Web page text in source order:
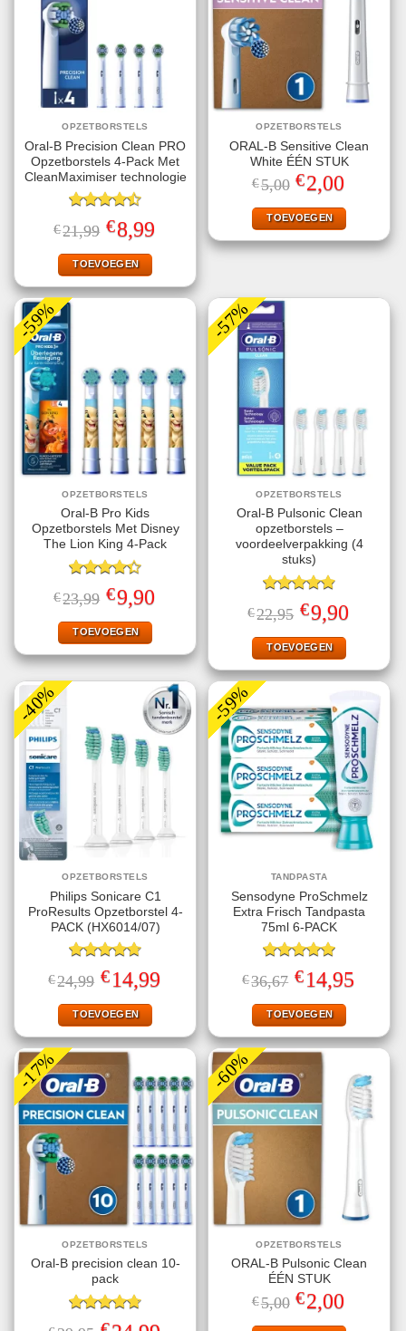
OPZETBORSTELS
Oral-B Precision Clean PRO
Opzetborstels 4-Pack Met
CleanMaximiser technologie
Gewaardeerd
4.50uit 5
€21,99 Oorspronkelijke
prijs
was:
€21,99.
€8,99Huidige
prijs
TOEVOEGEN
OPZETBORSTELS
ORAL-B Sensitive Clean
White ÉÉN STUK
€5,00 Oorspronkelijke
prijs
was:
€5,00.
€2,00
is:
€2,00.
TOEVOEGEN
-59%
OPZETBORSTELS
Oral-B Pro Kids
Opzetborstels Met Disney
The Lion King 4-Pack
Gewaardeerd
4.33uit 5
€23,99 Oorspronkelijke
prijs
was:
€23,99.
€9,90Huidige
prijs
TOEVOEGEN
-57%
OPZETBORSTELS
Oral-B Pulsonic Clean
opzetborstels –
voordeelverpakking (4
stuks)
Gewaardeerd
4.87uit 5
€22,95 Oorspronkelijke
prijs
was:
€22,95.
€9,90Huidige
prijs
TOEVOEGEN
-40%
OPZETBORSTELS
Philips Sonicare C1
ProResults Opzetborstel 4-
PACK (HX6014/07)
Gewaardeerd
4.75uit 5
€24,99 Oorspronkelijke
prijs
was:
€24,99.
€14,99Huidige
prijs
TOEVOEGEN
-59%
TANDPASTA
Sensodyne ProSchmelz
Extra Frisch Tandpasta
75ml 6-PACK
Gewaardeerd
5.00uit 5
€36,67 Oorspronkelijke
prijs
was:
€36,67.
€14,95prijs
TOEVOEGEN
-17%
OPZETBORSTELS
Oral-B precision clean 10-
pack
Gewaardeerd
Oorspronkelijke
Huidige
-60%
OPZETBORSTELS
ORAL-B Pulsonic Clean
ÉÉN STUK
€5,00 Oorspronkelijke
prijs
was:
€2,00
is: